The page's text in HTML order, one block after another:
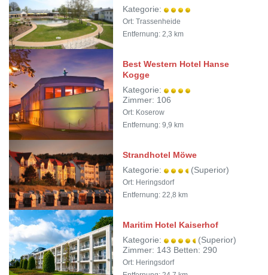
Kategorie:
Ort: Trassenheide
Entfernung: 2,3 km
Best Western Hotel Hanse
Kogge
Kategorie:
Zimmer: 106
Ort: Koserow
Entfernung: 9,9 km
Strandhotel Möwe
Kategorie: (Superior)
Ort: Heringsdorf
Entfernung: 22,8 km
Maritim Hotel Kaiserhof
Kategorie:
(Superior)
Zimmer: 143 Betten: 290
Ort: Heringsdorf